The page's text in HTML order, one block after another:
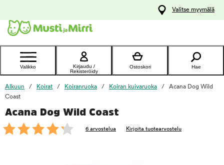
Ota yhteyttä
asiakaspalveluun
Valitse myymälä
Valikko
Kirjaudu /
Rekisteröidy
Ostoskori Hae
Alkuun Koirat Koiranruoka Koiran kuivaruoka
Acana Dog Wild
Coast
Acana Dog Wild Coast
6 arvostelua Kirjoita tuotearvostelu
foo